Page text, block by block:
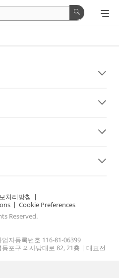
처리방침 |
| Cookie Preferences
Reserved.
자등록번호 116-81-06399
포구 의사당대로 82, 21층 | 대표전